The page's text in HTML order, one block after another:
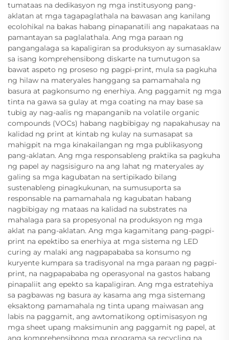
tumataas na dedikasyon ng mga institusyong pang-
aklatan at mga tagapaglathala na bawasan ang kanilang
ecolohikal na bakas habang pinapanatili ang napakataas na
pamantayan sa paglalathala. Ang mga paraan ng
pangangalaga sa kapaligiran sa produksyon ay sumasaklaw
sa isang komprehensibong diskarte na tumutugon sa
bawat aspeto ng proseso ng pagpi-print, mula sa pagkuha
ng hilaw na materyales hanggang sa pamamahala ng
basura at pagkonsumo ng enerhiya. Ang paggamit ng mga
tinta na gawa sa gulay at mga coating na may base sa
tubig ay nag-aalis ng mapanganib na volatile organic
compounds (VOCs) habang nagbibigay ng napakahusay na
kalidad ng print at kintab ng kulay na sumasapat sa
mahigpit na mga kinakailangan ng mga publikasyong
pang-aklatan. Ang mga responsableng praktika sa pagkuha
ng papel ay nagsisiguro na ang lahat ng materyales ay
galing sa mga kagubatan na sertipikado bilang
sustenableng pinagkukunan, na sumusuporta sa
responsable na pamamahala ng kagubatan habang
nagbibigay ng mataas na kalidad na substrates na
mahalaga para sa propesyonal na produksyon ng mga
aklat na pang-aklatan. Ang mga kagamitang pang-pagpi-
print na epektibo sa enerhiya at mga sistema ng LED
curing ay malaki ang nagpapababa sa konsumo ng
kuryente kumpara sa tradisyonal na mga paraan ng pagpi-
print, na nagpapababa ng operasyonal na gastos habang
pinapaliit ang epekto sa kapaligiran. Ang mga estratehiya
sa pagbawas ng basura ay kasama ang mga sistemang
eksaktong pamamahala ng tinta upang maiwasan ang
labis na paggamit, ang awtomatikong optimisasyon ng
mga sheet upang maksimunin ang paggamit ng papel, at
ang komprehensibong mga programa sa recycling na